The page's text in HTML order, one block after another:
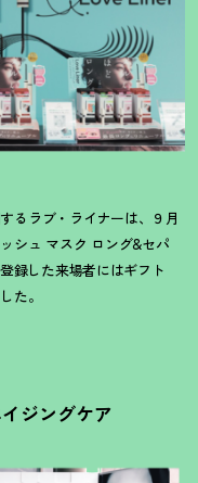
るラブ・ライナーは、９月
シュ マスク ロング&セパ
録した来場者にはギフト
た。
ジングケア